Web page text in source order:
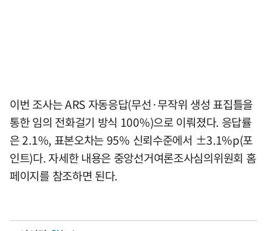
이번 조사는 ARS 자동응답(무선·무작위 생성 표집틀을
통한 임의 전화걸기 방식 100%)으로 이뤄졌다. 응답률
은 2.1%, 표본오차는 95% 신뢰수준에서 ±3.1%p(포
인트)다. 자세한 내용은 중앙선거여론조사심의위원회 홈
페이지를 참조하면 된다.